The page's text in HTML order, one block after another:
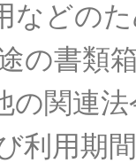
などの
の書類
の関連法
利用期